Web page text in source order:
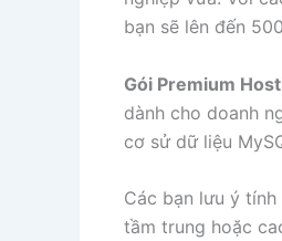
bạn sẽ lên đến
Gói Premium
dành cho doanh
cơ sử dữ liệu
Các bạn lưu ý
tầm trung hoặc